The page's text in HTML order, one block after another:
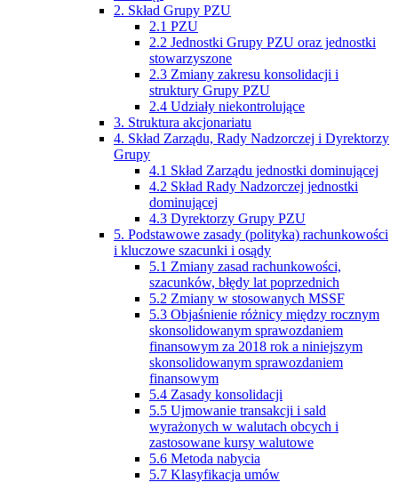
2. Skład Grupy PZU
2.1 PZU
2.2 Jednostki Grupy PZU oraz jednostki
stowarzyszone
2.3 Zmiany zakresu konsolidacji i
struktury Grupy PZU
2.4 Udziały niekontrolujące
3. Struktura akcjonariatu
4. Skład Zarządu, Rady Nadzorczej i Dyrektorzy
Grupy
4.1 Skład Zarządu jednostki dominującej
4.2 Skład Rady Nadzorczej jednostki
dominującej
4.3 Dyrektorzy Grupy PZU
5. Podstawowe zasady (polityka) rachunkowości
i kluczowe szacunki i osądy
5.1 Zmiany zasad rachunkowości,
szacunków, błędy lat poprzednich
5.2 Zmiany w stosowanych MSSF
5.3 Objaśnienie różnicy między rocznym
skonsolidowanym sprawozdaniem
finansowym za 2018 rok a niniejszym
skonsolidowanym sprawozdaniem
finansowym
5.4 Zasady konsolidacji
5.5 Ujmowanie transakcji i sald
wyrażonych w walutach obcych i
zastosowane kursy walutowe
5.6 Metoda nabycia
5.7 Klasyfikacja umów